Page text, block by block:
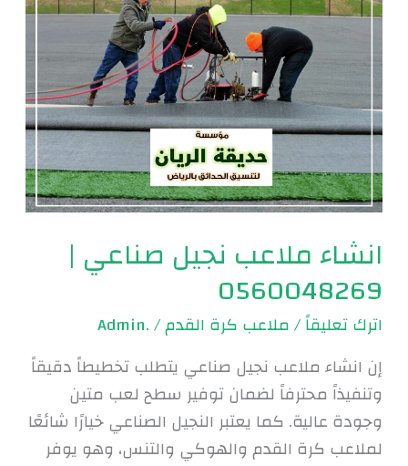
انشاء ملاعب نجيل صناعي |
0560048269
اترك تعليقاً/ملاعب كرة القدم/
.Admin
إن انشاء ملاعب نجيل صناعي يتطلب تخطيطاً دقيقاً
وتنفيذاً محترفاً لضمان توفير سطح لعب متين
وجودة عالية. كما يعتبر النجيل الصناعي خيارًا شائعًا
لملاعب كرة القدم والهوكي والتنس، وهو يوفر
ملاعب
صناعي
|
0560048269